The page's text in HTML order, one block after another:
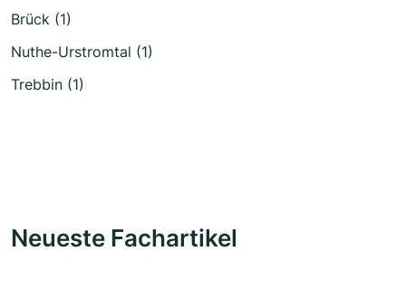
Brück (1)
Nuthe-Urstromtal (1)
Trebbin (1)
Neueste Fachartikel